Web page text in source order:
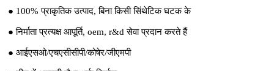
● 100% प्राकृतिक उत्पाद, बिना किसी सिंथेटिक घटक के
● निर्माता प्रत्यक्ष आपूर्ति, oem, r&d सेवा प्रदान करते हैं
● आईएसओ/एचएसीसीपी/कोषेर/जीएमपी